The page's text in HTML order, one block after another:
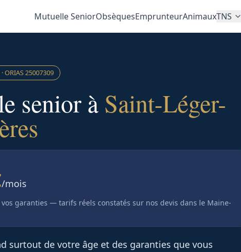
Mutuelle SeniorObsèquesEmprunteurAnimauxTNS
ORIAS25007309
senior à Saint-Léger-
/mois
garanties — tarifs réels constatés sur nos devis dans le Maine-
surtout de votre âge et des garanties que vous